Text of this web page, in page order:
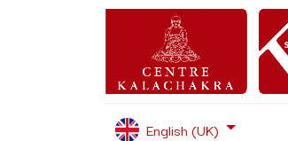
English (UK)